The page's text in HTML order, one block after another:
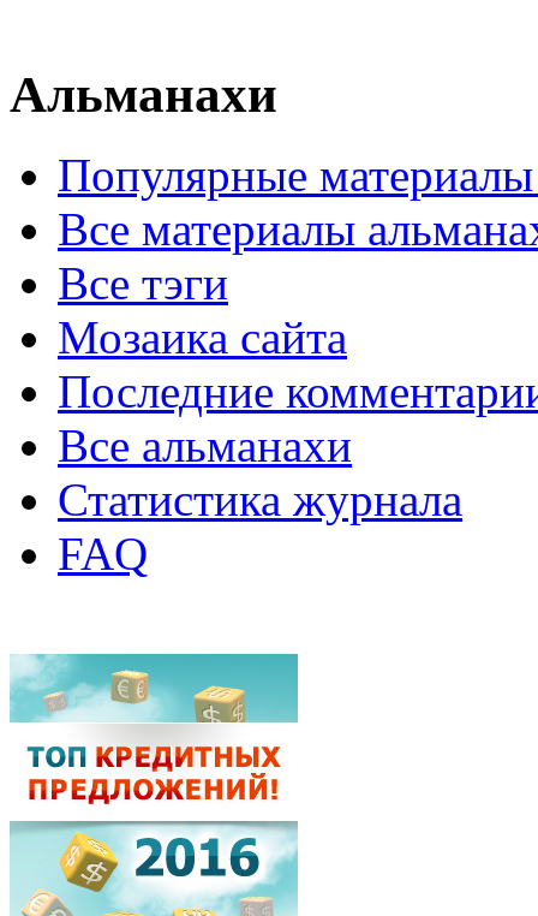
Альманахи
Популярные
Все материалы
Все тэги
Мозаика сайта
Последние
Все альманахи
Статистика журнала
FAQ